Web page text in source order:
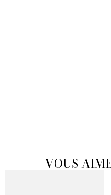
VOUS